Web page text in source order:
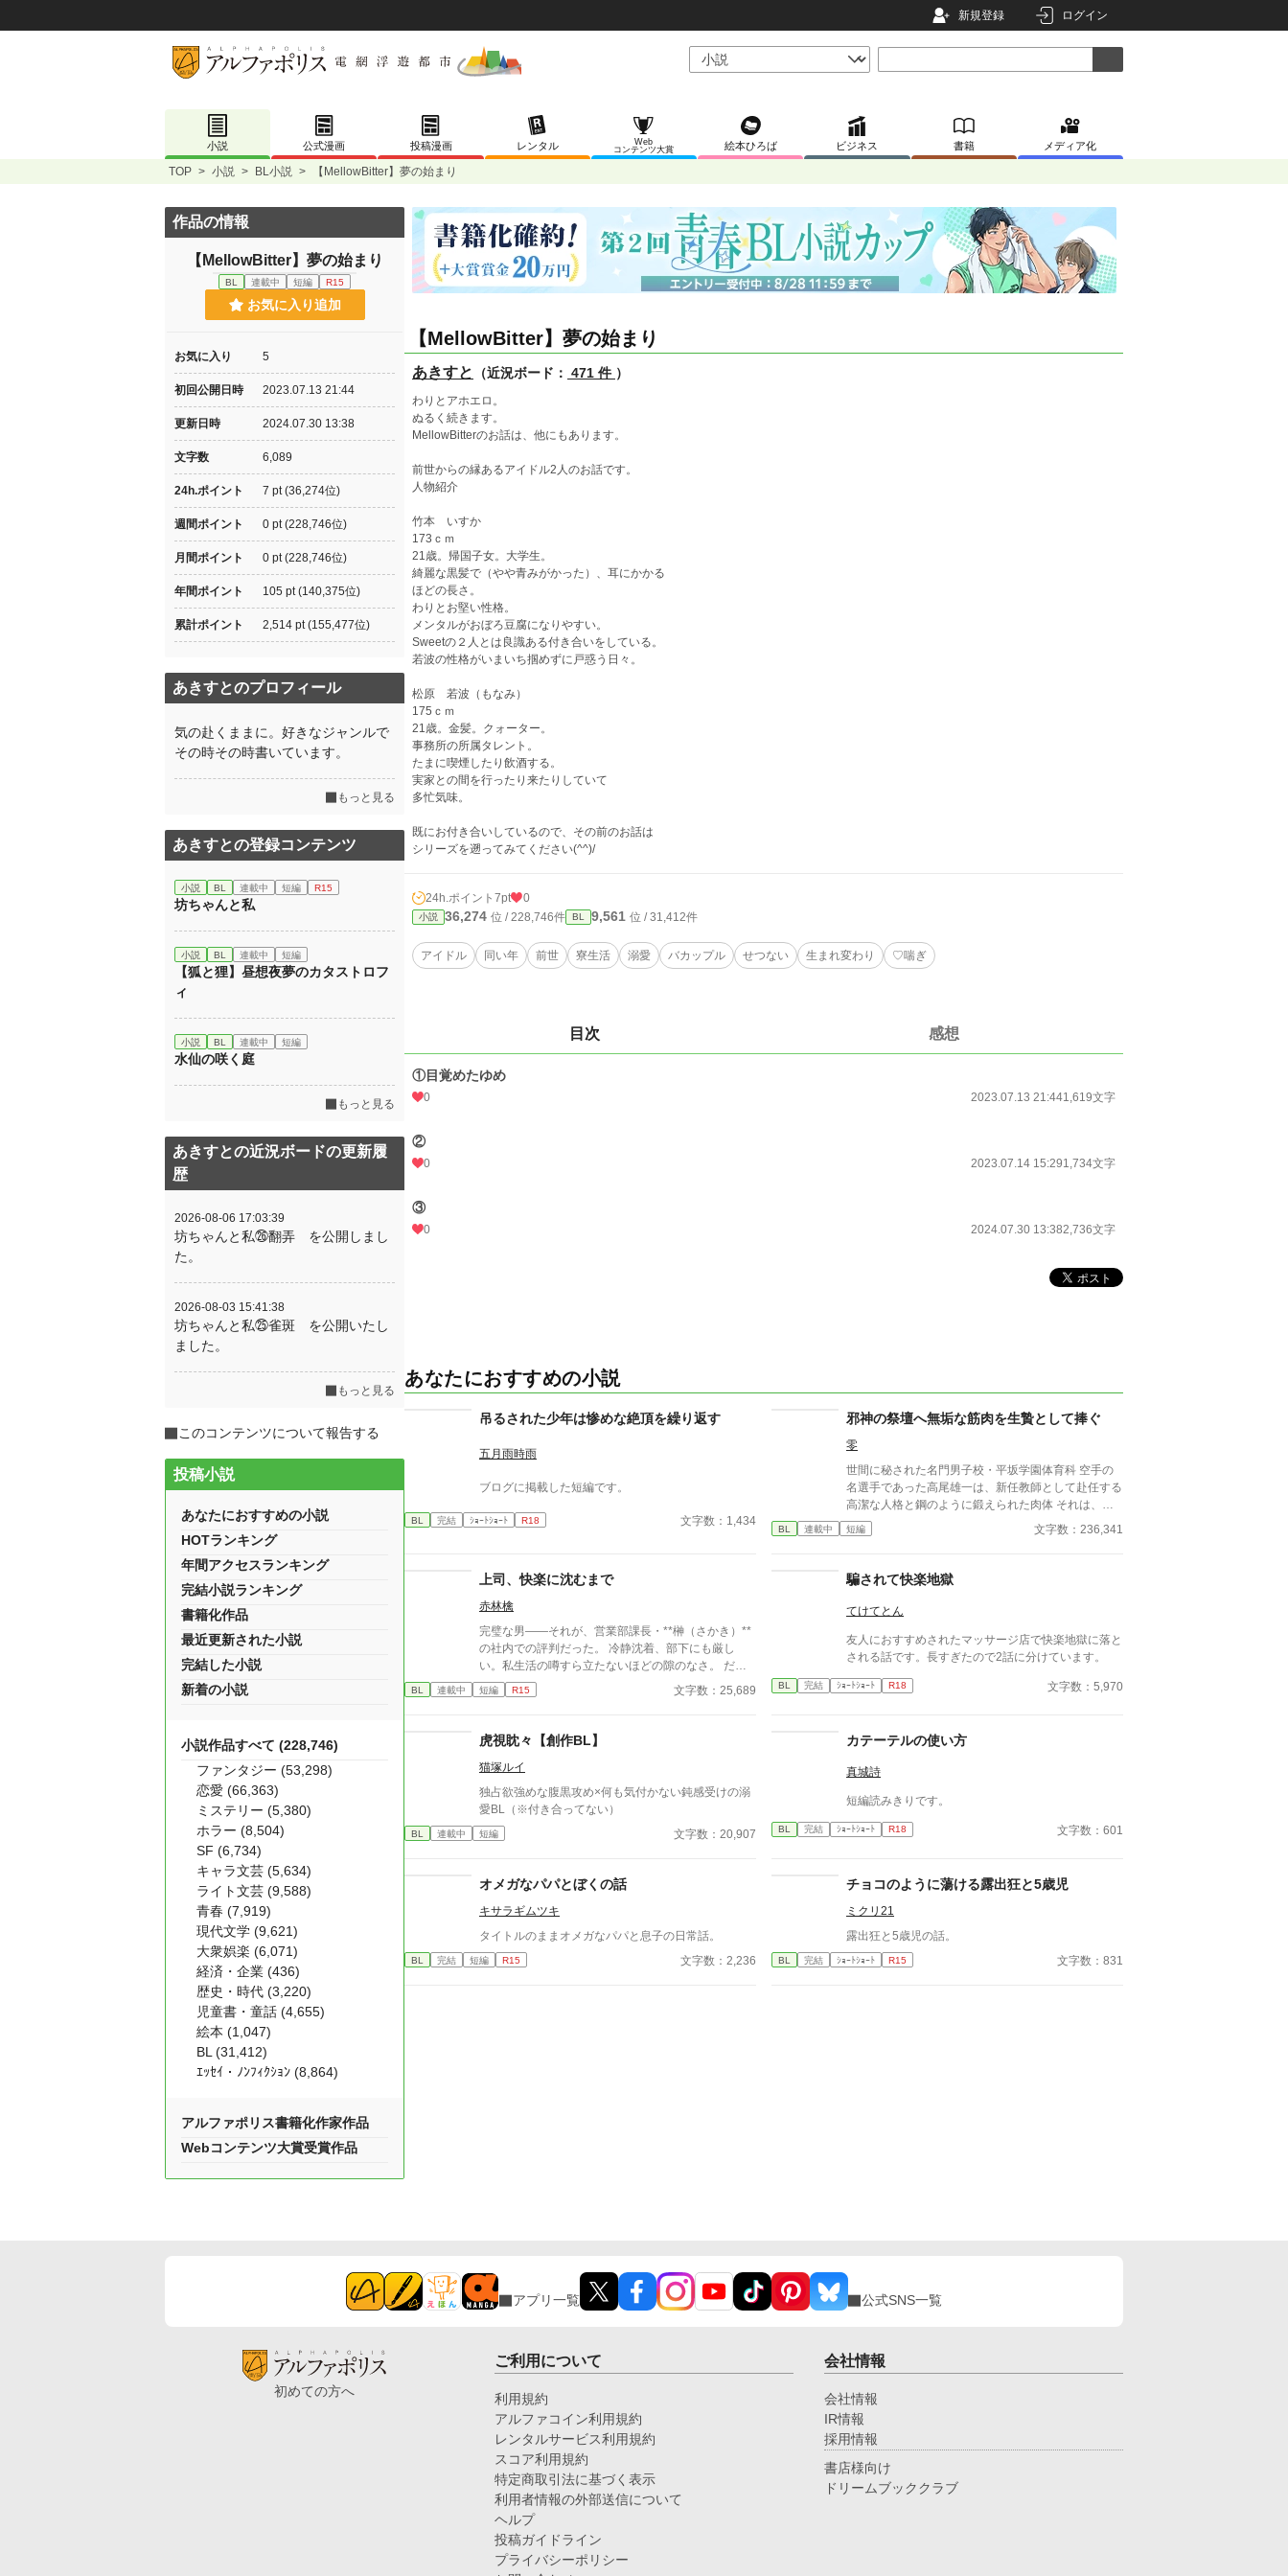
新規登録 ログイン
小説 公式漫画 投稿漫画 レンタル
Web
コンテンツ大賞
絵本ひろば ビジネス 書籍 メディア化
TOP > 小説 > BL小説 > 【MellowBitter】夢の始まり
【MellowBitter】夢の始まり
あきすと （近況ボード： 471 件 ）
わりとアホエロ。
ぬるく続きます。
MellowBitterのお話は、他にもあります。
前世からの縁あるアイドル2人のお話です。
人物紹介
竹本 いすか
173ｃｍ
21歳。帰国子女。大学生。
綺麗な黒髪で（やや青みがかった）、耳にかかる
ほどの長さ。
わりとお堅い性格。
メンタルがおぼろ豆腐になりやすい。
Sweetの２人とは良識ある付き合いをしている。
若波の性格がいまいち掴めずに戸惑う日々。
松原 若波（もなみ）
175ｃｍ
21歳。金髪。クォーター。
事務所の所属タレント。
たまに喫煙したり飲酒する。
実家との間を行ったり来たりしていて
多忙気味。
既にお付き合いしているので、その前のお話は
シリーズを遡ってみてください(^^)/
24h.ポイント 7pt 0
小説 36,274 位 / 228,746件 BL 9,561 位 / 31,412件
アイドル 同い年 前世 寮生活 溺愛 バカップル せつない 生まれ変わり ♡喘ぎ
目次 感想
①目覚めたゆめ
0 2023.07.13 21:441,619文字
②
0 2023.07.14 15:291,734文字
③
0 2024.07.30 13:382,736文字
あなたにおすすめの小説
吊るされた少年は惨めな絶頂を繰り返す
五月雨時雨
ブログに掲載した短編です。
BL 完結 ｼｮｰﾄｼｮｰﾄ R18 文字数：1,434
邪神の祭壇へ無垢な筋肉を生贄として捧ぐ
零
世間に秘された名門男子校・平坂学園体育科 空手の
名選手であった高尾雄一は、新任教師として赴任する
高潔な人格と鋼のように鍛えられた肉体 それは、学
園にとって最高の生贄の候補に他ならなかった 至高
の筋肉を持つ、精神を削られ意志をなくした青年を太
躍する 意志をなくし筋肉の操り人形と化した“デク”
ァンタジー
BL 連載中 短編 文字数：236,341
上司、快楽に沈むまで
赤林檎
完璧な男――それが、営業部課長・**榊（さかき）**
の社内での評判だった。 冷静沈着、部下にも厳し
い。私生活の噂すら立たないほどの隙のなさ。 だ
が、その“完璧”が崩れる日がくるとは、誰も想像して
いなかった。 入社三年目の篠原は、榊の直属の部
べる青年。 ある夜、取引先とのトラブル対応で二人
いつもの穏やかな口調を崩した。「……そんな顔、部
下には見せないんですね」 疲労で僅かに緩んだ榊の
表情。 その弱さを見逃さず、篠原はデスク越しに距
は、もう」 指先が榊のネクタイを掴む。 引き寄せら
て、ひとつずつ乱されていく。 言葉で支配され、触
れられるたびに、自分の知らなかった感情と快楽を知
れられないほどに深い。 だが、篠原の視線の奥に宿
るのは、ただの欲望ではなかった。 そこには、ずっ
BL 連載中 短編 R15 文字数：25,689
騙されて快楽地獄
てけてとん
友人におすすめされたマッサージ店で快楽地獄に落と
される話です。長すぎたので2話に分けています。
BL 完結 ｼｮｰﾄｼｮｰﾄ R18 文字数：5,970
虎視眈々【創作BL】
猫塚ルイ
独占欲強めな腹黒攻め×何も気付かない鈍感受けの溺
愛BL（※付き合ってない）
BL 連載中 短編 文字数：20,907
カテーテルの使い方
真城詩
短編読みきりです。
BL 完結 ｼｮｰﾄｼｮｰﾄ R18 文字数：601
オメガなパパとぼくの話
キサラギムツキ
タイトルのままオメガなパパと息子の日常話。
BL 完結 短編 R15 文字数：2,236
チョコのように蕩ける露出狂と5歳児
ミクリ21
露出狂と5歳児の話。
BL 完結 ｼｮｰﾄｼｮｰﾄ R15 文字数：831
作品の情報
【MellowBitter】夢の始まり
BL 連載中 短編 R15
お気に入り追加
お気に入り 5
初回公開日時 2023.07.13 21:44
更新日時 2024.07.30 13:38
文字数 6,089
24h.ポイント 7 pt (36,274位)
週間ポイント 0 pt (228,746位)
月間ポイント 0 pt (228,746位)
年間ポイント 105 pt (140,375位)
累計ポイント 2,514 pt (155,477位)
あきすとのプロフィール
気の赴くままに。好きなジャンルで
その時その時書いています。
もっと見る
あきすとの登録コンテンツ
小説 BL 連載中 短編 R15
坊ちゃんと私
小説 BL 連載中 短編
【狐と狸】昼想夜夢のカタストロフ
ィ
小説 BL 連載中 短編
水仙の咲く庭
もっと見る
あきすとの近況ボードの更新履
歴
2026-08-06 17:03:39
坊ちゃんと私㉖翻弄 を公開しまし
た。
2026-08-03 15:41:38
坊ちゃんと私㉕雀斑 を公開いたし
ました。
もっと見る
このコンテンツについて報告する
投稿小説
あなたにおすすめの小説
HOTランキング
年間アクセスランキング
完結小説ランキング
書籍化作品
最近更新された小説
完結した小説
新着の小説
小説作品すべて (228,746)
ファンタジー (53,298)
恋愛 (66,363)
ミステリー (5,380)
ホラー (8,504)
SF (6,734)
キャラ文芸 (5,634)
ライト文芸 (9,588)
青春 (7,919)
現代文学 (9,621)
大衆娯楽 (6,071)
経済・企業 (436)
歴史・時代 (3,220)
児童書・童話 (4,655)
絵本 (1,047)
BL (31,412)
ｴｯｾｲ・ﾉﾝﾌｨｸｼｮﾝ (8,864)
アルファポリス書籍化作家作品
Webコンテンツ大賞受賞作品
アプリ一覧 公式SNS一覧
初めての方へ
ご利用について
利用規約
アルファコイン利用規約
レンタルサービス利用規約
スコア利用規約
特定商取引法に基づく表示
利用者情報の外部送信について
ヘルプ
投稿ガイドライン
プライバシーポリシー
会社情報
会社情報
IR情報
採用情報
書店様向け
ドリームブッククラブ